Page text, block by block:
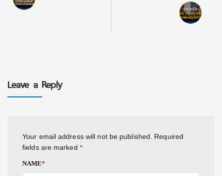
Leave a Reply
Your email address will not be published. Required
fields are marked *
NAME*